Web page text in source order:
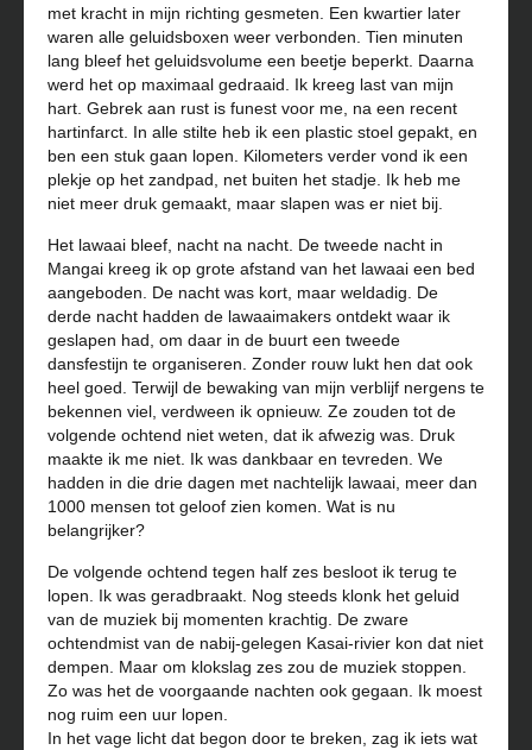
met kracht in mijn richting gesmeten. Een kwartier later
waren alle geluidsboxen weer verbonden. Tien minuten
lang bleef het geluidsvolume een beetje beperkt. Daarna
werd het op maximaal gedraaid. Ik kreeg last van mijn
hart. Gebrek aan rust is funest voor me, na een recent
hartinfarct. In alle stilte heb ik een plastic stoel gepakt, en
ben een stuk gaan lopen. Kilometers verder vond ik een
plekje op het zandpad, net buiten het stadje. Ik heb me
niet meer druk gemaakt, maar slapen was er niet bij.
Het lawaai bleef, nacht na nacht. De tweede nacht in
Mangai kreeg ik op grote afstand van het lawaai een bed
aangeboden. De nacht was kort, maar weldadig. De
derde nacht hadden de lawaaimakers ontdekt waar ik
geslapen had, om daar in de buurt een tweede
dansfestijn te organiseren. Zonder rouw lukt hen dat ook
heel goed. Terwijl de bewaking van mijn verblijf nergens te
bekennen viel, verdween ik opnieuw. Ze zouden tot de
volgende ochtend niet weten, dat ik afwezig was. Druk
maakte ik me niet. Ik was dankbaar en tevreden. We
hadden in die drie dagen met nachtelijk lawaai, meer dan
1000 mensen tot geloof zien komen. Wat is nu
belangrijker?
De volgende ochtend tegen half zes besloot ik terug te
lopen. Ik was geradbraakt. Nog steeds klonk het geluid
van de muziek bij momenten krachtig. De zware
ochtendmist van de nabij-gelegen Kasai-rivier kon dat niet
dempen. Maar om klokslag zes zou de muziek stoppen.
Zo was het de voorgaande nachten ook gegaan. Ik moest
nog ruim een uur lopen.
In het vage licht dat begon door te breken, zag ik iets wat